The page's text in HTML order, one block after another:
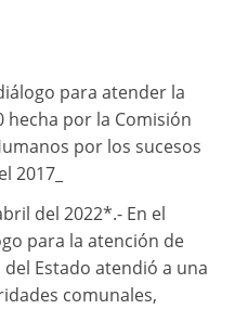
para atender la
hecha por la Comisión
por los sucesos
2017_
del 2022*.- En el
para la atención de
Estado atendió a una
comunales,